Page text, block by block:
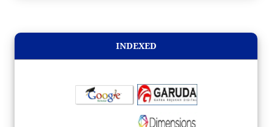
INDEXED